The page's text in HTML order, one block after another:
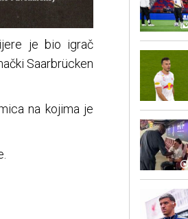
je bio igrač
Saarbrücken
na kojima je